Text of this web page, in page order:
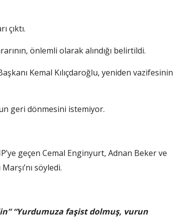
çıktı.
önlemli olarak alındığı belirtildi.
Kemal Kılıçdaroğlu, yeniden vazifesinin
geri dönmesini istemiyor.
geçen Cemal Enginyurt, Adnan Beker ve
söyledi.
“Yurdumuza faşist dolmuş, vurun